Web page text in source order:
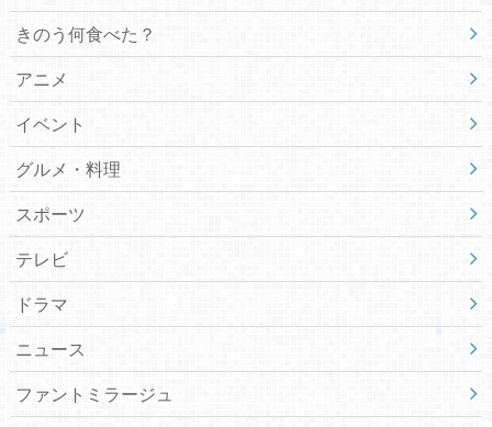
きのう何食べた？
アニメ
イベント
グルメ・料理
スポーツ
テレビ
ドラマ
ニュース
ファントミラージュ